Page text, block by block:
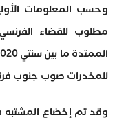
وحسب المعلومات
مطلوب للقضاء
للمخدرات صوب جنوب
وقد تم إخضاع المشتبه